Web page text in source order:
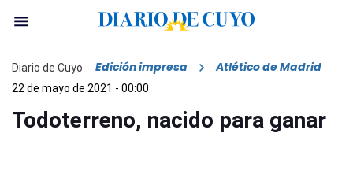
Diario de Cuyo Edición impresa Atlético de Madrid
22 de mayo de 2021 - 00:00
Todoterreno, nacido para ganar